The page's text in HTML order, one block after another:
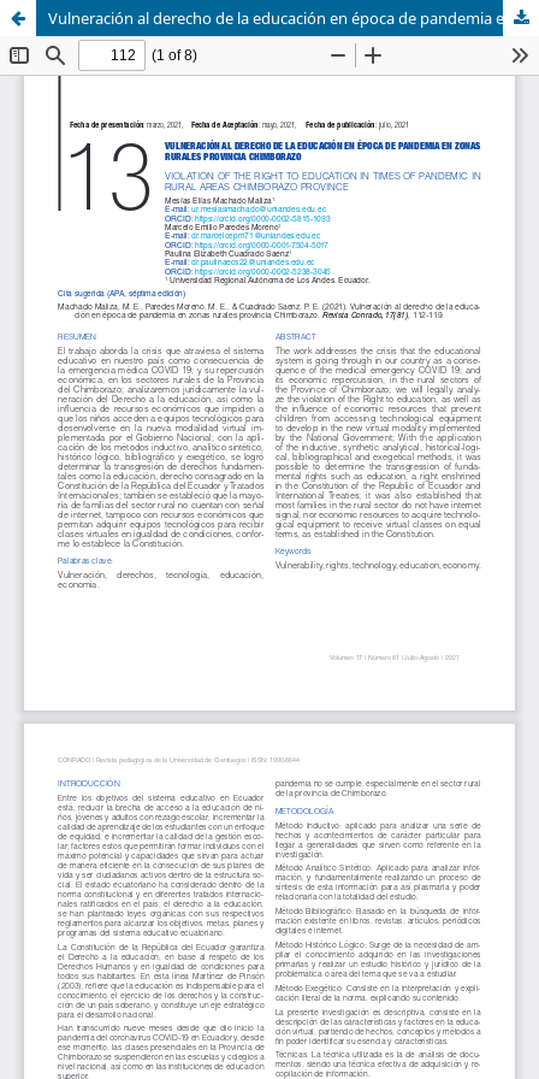
Vulneración al derecho de la educación en época de pandemia en zonas rurales provincia Chimborazo